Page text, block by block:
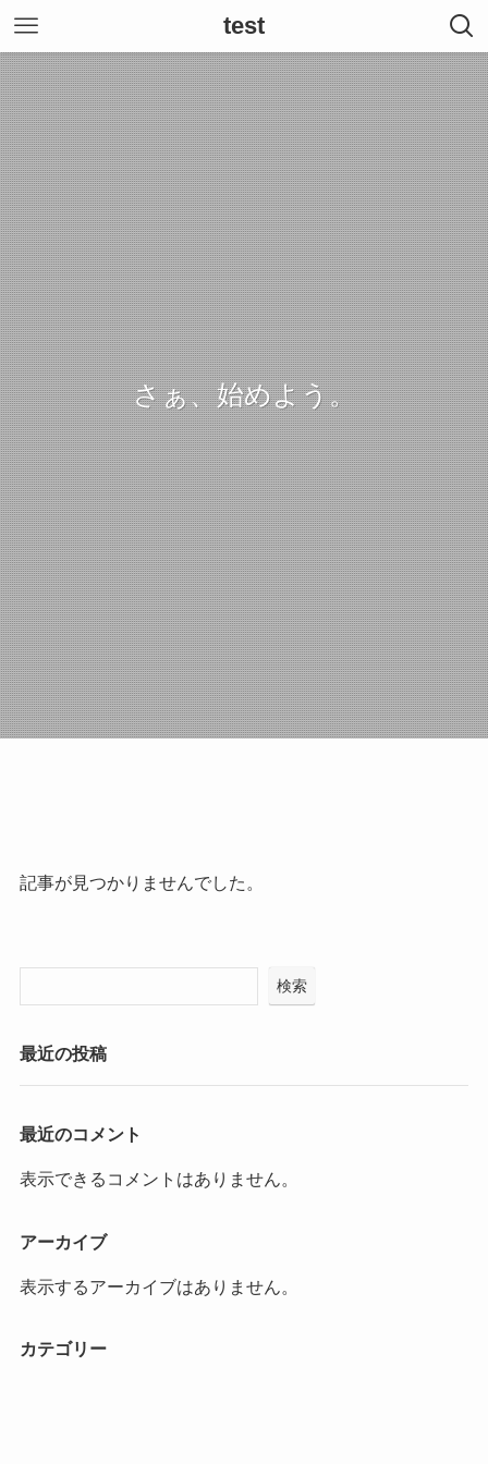
test
さぁ、始めよう。
記事が見つかりませんでした。
検索
最近の投稿
最近のコメント
表示できるコメントはありません。
アーカイブ
表示するアーカイブはありません。
カテゴリー